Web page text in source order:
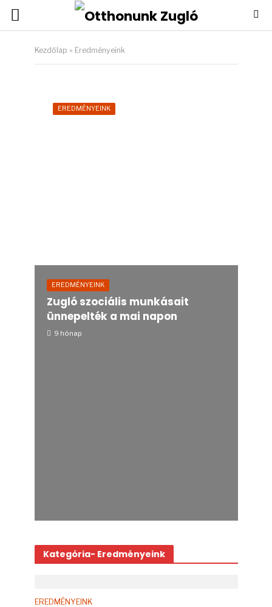
Kezdőlap » Eredményeink
EREDMÉNYEINK
EREDMÉNYEINK
Zugló szociális munkásait
ünnepelték a mai napon
9 hónap
Kategória- Eredményeink
EREDMÉNYEINK